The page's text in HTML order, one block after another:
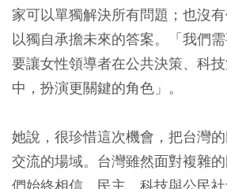
家可以單獨解決所有問題；也沒
以獨自承擔未來的答案。「我們
要讓女性領導者在公共決策、科
中，扮演更關鍵的角色」。
她說，很珍惜這次機會，把台灣
交流的場域。台灣雖然面對複雜
們始終相信，民主、科技與公民